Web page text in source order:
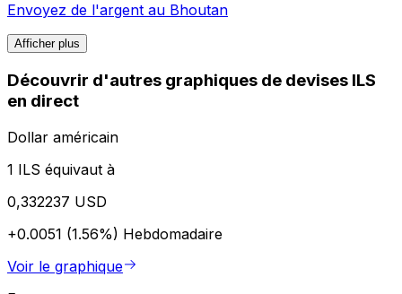
Envoyez de l'argent au Bhoutan
Afficher plus
Découvrir d'autres graphiques de devises ILS
en direct
Dollar américain
1 ILS équivaut à
0,332237 USD
+0.0051 (1.56%) Hebdomadaire
Voir le graphique